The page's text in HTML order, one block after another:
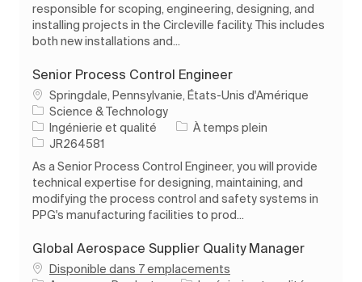
responsible for scoping, engineering, designing, and
installing projects in the Circleville facility. This includes
both new installations and...
Senior Process Control Engineer
Emplacement
Springdale, Pennsylvanie, États-Unis d'Amérique
Science & Technology
Catégorie
Ingénierie et qualité Type d’emploi
À temps plein
ID de l’emploi
JR264581
As a Senior Process Control Engineer, you will provide
technical expertise for designing, maintaining, and
modifying the process control and safety systems in
PPG's manufacturing facilities to prod...
Global Aerospace Supplier Quality Manager
Disponible dans 7 emplacements